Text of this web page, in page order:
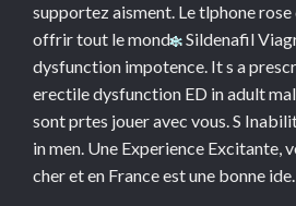
supportez aisment. Le tlphone
offrir tout le monde. Sildenafil
dysfunction impotence. It s a
erectile dysfunction ED in adult
sont prtes jouer avec vous. S
in men. Une Experience Excitante,
cher et en France est une bonne ide.
*